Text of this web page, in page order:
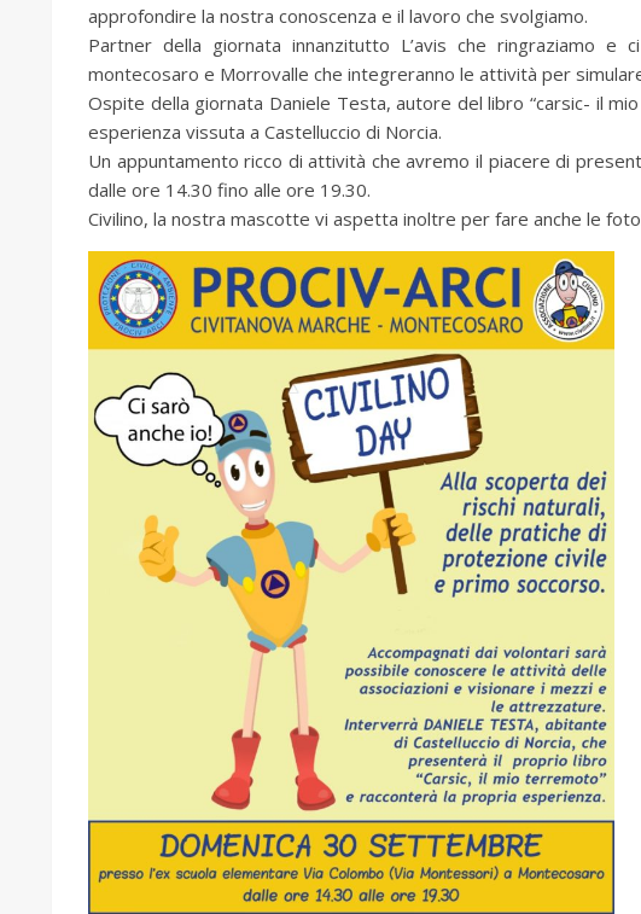
approfondire la nostra conoscenza e il lavoro che svolgiamo.
Partner della giornata innanzitutto L’avis che ringraziamo
montecosaro e Morrovalle che integreranno le attività per
Ospite della giornata Daniele Testa, autore del libro “carsic- il
esperienza vissuta a Castelluccio di Norcia.
Un appuntamento ricco di attività che avremo il piacere di
dalle ore 14.30 fino alle ore 19.30.
Civilino, la nostra mascotte vi aspetta inoltre per fare anche le